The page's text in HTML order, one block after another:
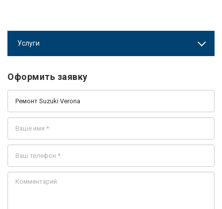
Услуги
Оформить заявку